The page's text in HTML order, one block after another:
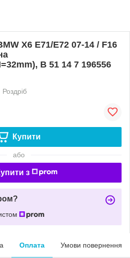
X6 E71/E72 07-14 / F16
B 51 14 7 196556
Роздріб
Купити
або
з
Оплата Умови повернення